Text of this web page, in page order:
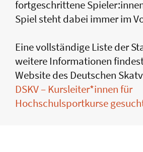
fortgeschrittene
Spiel steht dabei immer im
Eine vollständige Liste der
weitere Informationen
Website des Deutschen
DSKV – Kursleiter*innen für
Hochschulsportkurse